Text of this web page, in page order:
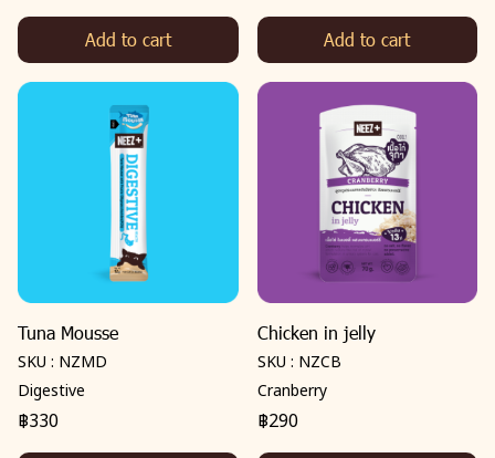
Add to cart Add to cart
Tuna Mousse
SKU : NZMD
Digestive
฿330
Chicken in jelly
SKU : NZCB
Cranberry
฿290